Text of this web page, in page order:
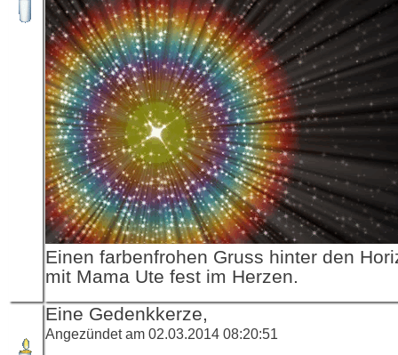
Einen farbenfrohen Gruss hinter den
mit Mama Ute fest im Herzen.
Eine Gedenkkerze,
Angezündet am 02.03.2014 08:20:51